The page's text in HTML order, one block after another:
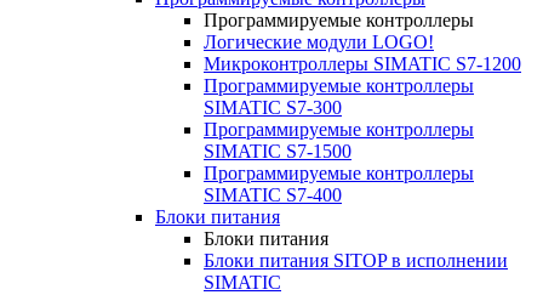
Программируемые контроллеры
Логические модули LOGO!
Микроконтроллеры SIMATIC S7-1200
Программируемые контроллеры
SIMATIC S7-300
Программируемые контроллеры
SIMATIC S7-1500
Программируемые контроллеры
SIMATIC S7-400
Блоки питания
Блоки питания
Блоки питания SITOP в исполнении
SIMATIC